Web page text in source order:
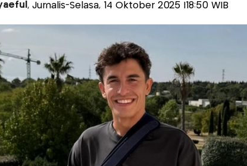
, Jurnalis-Selasa, 14 Oktober 2025 |18:50 WIB